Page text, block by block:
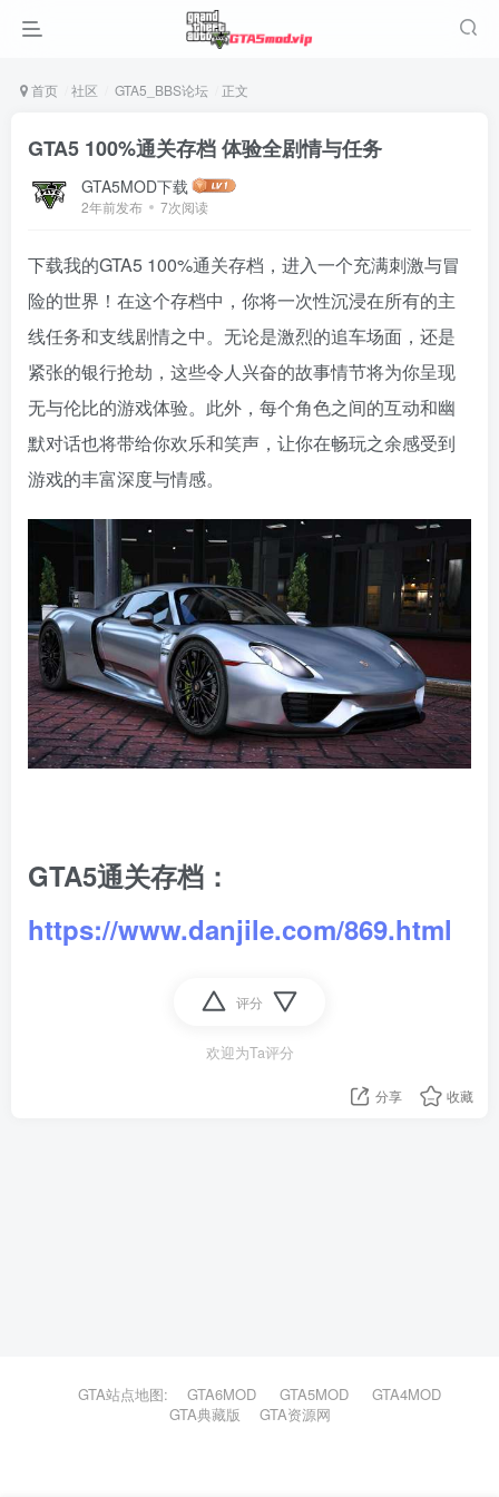
首页 社区 GTA5_BBS论坛 正文
GTA5 100%通关存档 体验全剧情与任务
GTA5MOD下载
2年前发布 7次阅读
下载我的GTA5 100%通关存档，进入一个充满刺激与冒
险的世界！在这个存档中，你将一次性沉浸在所有的主
线任务和支线剧情之中。无论是激烈的追车场面，还是
紧张的银行抢劫，这些令人兴奋的故事情节将为你呈现
无与伦比的游戏体验。此外，每个角色之间的互动和幽
默对话也将带给你欢乐和笑声，让你在畅玩之余感受到
游戏的丰富深度与情感。
GTA5通关存档：
https://www.danjile.com/869.html
评分
欢迎为Ta评分
分享 收藏
GTA站点地图: GTA6MOD GTA5MOD
GTA4MOD
GTA典藏版
GTA资源网